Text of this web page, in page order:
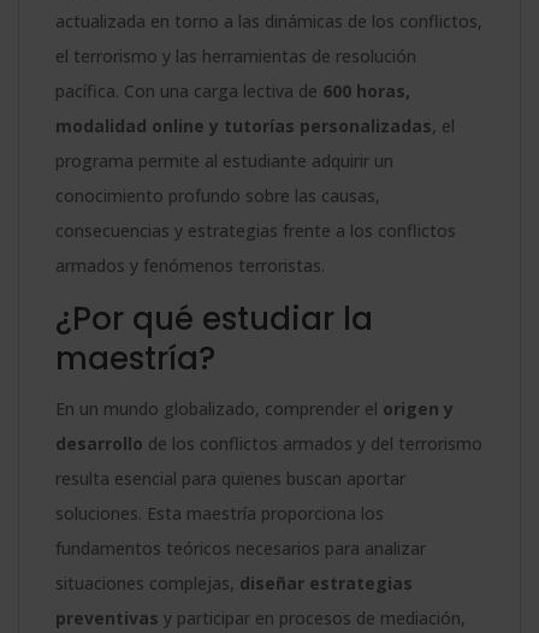
Apostilla
cantidad
actualizada en torno a las dinámicas de los conflictos,
el terrorismo y las herramientas de resolución
pacífica. Con una carga lectiva de 600 horas,
modalidad online y tutorías personalizadas, el
programa permite al estudiante adquirir un
conocimiento profundo sobre las causas,
consecuencias y estrategias frente a los conflictos
armados y fenómenos terroristas.
¿Por qué estudiar la
maestría?
En un mundo globalizado, comprender el origen y
desarrollo de los conflictos armados y del terrorismo
resulta esencial para quienes buscan aportar
soluciones. Esta maestría proporciona los
fundamentos teóricos necesarios para analizar
situaciones complejas, diseñar estrategias
preventivas y participar en procesos de mediación,